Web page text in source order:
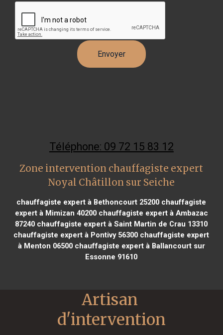
Téléphone: 09 72 15 83 12
Zone intervention chauffagiste expert
Noyal Châtillon sur Seiche
chauffagiste expert à Bethoncourt 25200 chauffagiste
expert à Mimizan 40200chauffagiste expert à Ambazac
87240 chauffagiste expert à Saint Martin de Crau 13310
chauffagiste expert à Pontivy 56300 chauffagiste expert
à Menton 06500chauffagiste expert à Ballancourt sur
Essonne 91610
Artisan
d'intervention